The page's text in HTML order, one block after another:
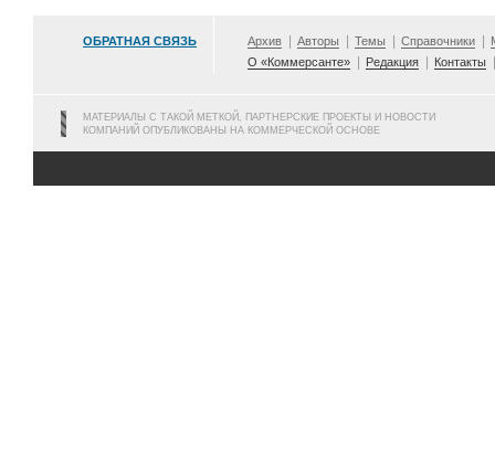
ОБРАТНАЯ СВЯЗЬ Архив Авторы Темы Справочники
О «Коммерсанте»
Редакция Контакты
МАТЕРИАЛЫ С ТАКОЙ МЕТКОЙ, ПАРТНЕРСКИЕ ПРОЕКТЫ И НОВОСТИ
КОМПАНИЙ ОПУБЛИКОВАНЫ НА КОММЕРЧЕСКОЙ ОСНОВЕ